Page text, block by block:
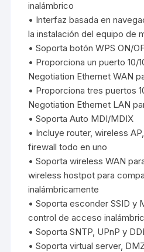
inalámbrico
• Interfaz basada en
la instalación del equipo de
• Soporta botón WPS ON/
• Proporciona un puerto 10/
Negotiation Ethernet WAN
• Proporciona tres puertos
Negotiation Ethernet LAN
• Soporta Auto MDI/MDIX
• Incluye router, wireless
firewall todo en uno
• Soporta wireless WAN
wireless hostpot para
inalámbricamente
• Soporta esconder SSID y
control de acceso
• Soporta SNTP, UPnP y
• Soporta virtual server,